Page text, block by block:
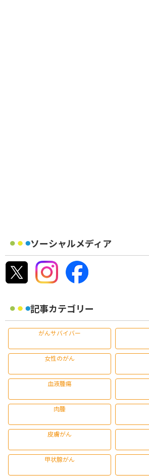
ソーシャルメディア
記事カテゴリー
がんサバイバー
女性のがん
血液腫瘍
肉腫
皮膚がん
甲状腺がん